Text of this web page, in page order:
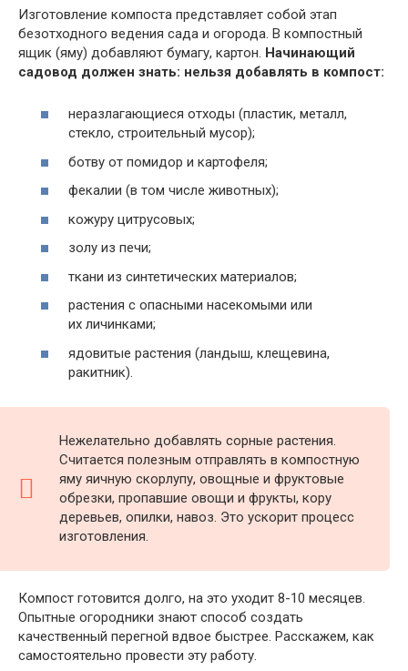
Изготовление компоста представляет собой этап
безотходного ведения сада и огорода. В компостный
ящик (яму) добавляют бумагу, картон. Начинающий
садовод должен знать: нельзя добавлять в компост:
неразлагающиеся отходы (пластик, металл,
стекло, строительный мусор);
ботву от помидор и картофеля;
фекалии (в том числе животных);
кожуру цитрусовых;
золу из печи;
ткани из синтетических материалов;
растения с опасными насекомыми или
их личинками;
ядовитые растения (ландыш, клещевина,
ракитник).
Нежелательно добавлять сорные растения.
Считается полезным отправлять в компостную
яму яичную скорлупу, овощные и фруктовые
обрезки, пропавшие овощи и фрукты, кору
деревьев, опилки, навоз. Это ускорит процесс
изготовления.
Компост готовится долго, на это уходит 8-10 месяцев.
Опытные огородники знают способ создать
качественный перегной вдвое быстрее. Расскажем, как
самостоятельно провести эту работу.